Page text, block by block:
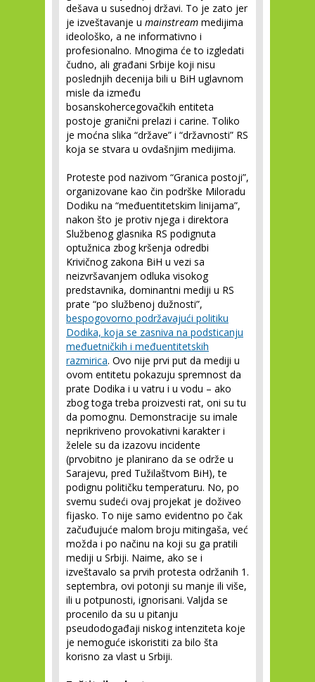
dešava u susednoj državi. To je zato jer
je izveštavanje u mainstream medijima
ideološko, a ne informativno i
profesionalno. Mnogima će to izgledati
čudno, ali građani Srbije koji nisu
poslednjih decenija bili u BiH uglavnom
misle da između
bosanskohercegovačkih entiteta
postoje granični prelazi i carine. Toliko
je moćna slika “države” i “državnosti” RS
koja se stvara u ovdašnjim medijima.
Proteste pod nazivom “Granica postoji”,
organizovane kao čin podrške Miloradu
Dodiku na “međuentitetskim linijama”,
nakon što je protiv njega i direktora
Službenog glasnika RS podignuta
optužnica zbog kršenja odredbi
Krivičnog zakona BiH u vezi sa
neizvršavanjem odluka visokog
predstavnika, dominantni mediji u RS
prate “po službenoj dužnosti”,
bespogovorno podržavajući politiku
Dodika, koja se zasniva na podsticanju
međuetničkih i međuentitetskih
razmirica. Ovo nije prvi put da mediji u
ovom entitetu pokazuju spremnost da
prate Dodika i u vatru i u vodu – ako
zbog toga treba proizvesti rat, oni su tu
da pomognu. Demonstracije su imale
neprikriveno provokativni karakter i
želele su da izazovu incidente
(prvobitno je planirano da se održe u
Sarajevu, pred Tužilaštvom BiH), te
podignu političku temperaturu. No, po
svemu sudeći ovaj projekat je doživeo
fijasko. To nije samo evidentno po čak
začuđujuće malom broju mitingaša, već
možda i po načinu na koji su ga pratili
mediji u Srbiji. Naime, ako se i
izveštavalo sa prvih protesta održanih 1.
septembra, ovi potonji su manje ili više,
ili u potpunosti, ignorisani. Valjda se
procenilo da su u pitanju
pseudodogađaji niskog intenziteta koje
je nemoguće iskoristiti za bilo šta
korisno za vlast u Srbiji.